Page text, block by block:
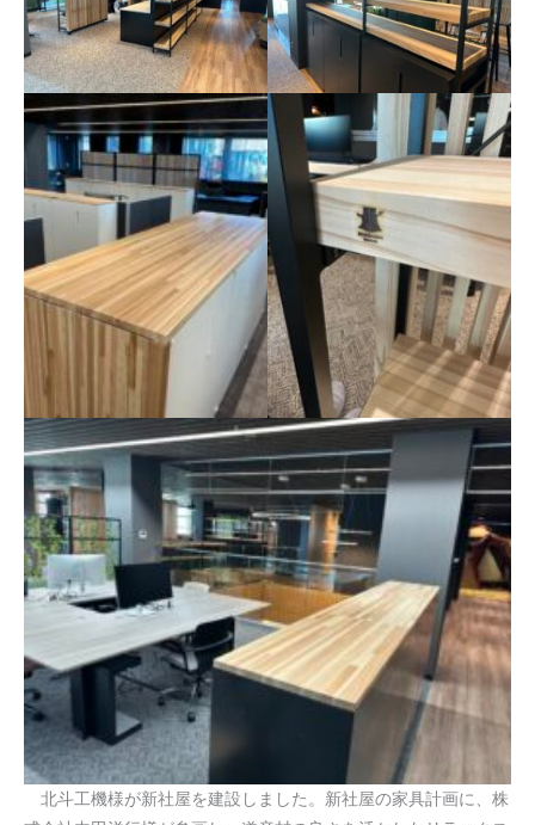
北斗工機様が新社屋を建設しました。新社屋の家具計画に、株